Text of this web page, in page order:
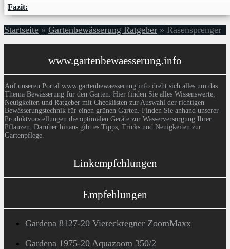
Fazit:
Startseite » Gartenbewässerung Ratgeber » Rasensprenger
www.gartenbewaesserung.info
Auf unseren Portal www.gartenbewaesserung.info dreht sich alles um das
Thema Bewässerung für den Garten. Hier finden Sie alles Wissenswerte,
Neuigkeiten und Ratgeber mit Checklisten zur Auswahl der richtigen
Bewässerungstechnik für einen grünen Garten. Finden Sie anhand unserer
Produktvorstellungen die optimalen Geräte zur Wasserversorgung Ihrer
Pflanzen. Darüber hinaus gibt es Tipps, Tricks und Neuigkeiten zur
Gartenpflege.
Linkempfehlungen
Empfehlungen
Gardena 8127-20 Viereckregner ZoomMaxx
Gardena 1975-20 Aquazoom 350/2